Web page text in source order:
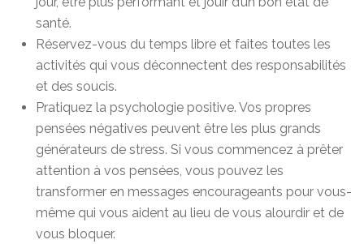
santé.
Réservez-vous du temps libre et faites toutes les
activités qui vous déconnectent des responsabilités
et des soucis.
Pratiquez la psychologie positive. Vos propres
pensées négatives peuvent être les plus grands
générateurs de stress. Si vous commencez à prêter
attention à vos pensées, vous pouvez les
transformer en messages encourageants pour vous-
même qui vous aident au lieu de vous alourdir et de
vous bloquer.